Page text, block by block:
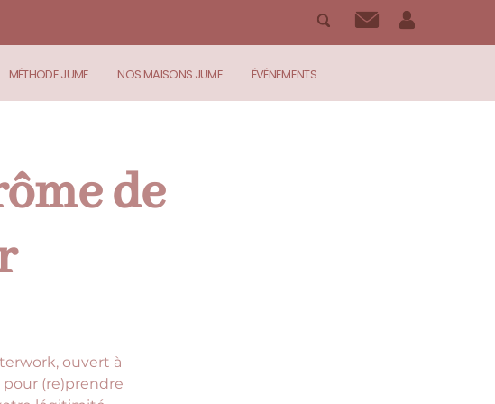
MÉTHODE JUME NOS MAISONS JUME ÉVÉNEMENTS
de
ouvert à
(re)prendre